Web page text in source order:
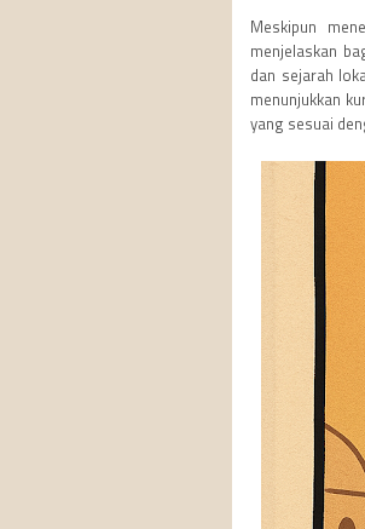
Meskipun
menjelaskan
dan sejarah
menunjukkan
yang sesuai